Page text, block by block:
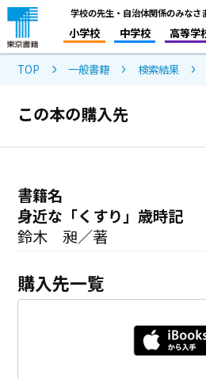
学校の先生・自治体関係のみなさ
小学校 中学校 高等学
TOP 一般書籍 検索結果
この本の購入先
書籍名
身近な「くすり」歳時記
鈴木 昶／著
購入先一覧